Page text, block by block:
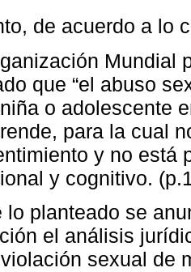
de acuerdo a lo
Mundial
que “el abuso
o adolescente
para la cual
y no está
y cognitivo.
lo planteado se
el análisis
sexual de